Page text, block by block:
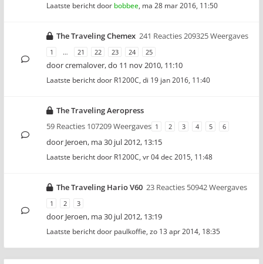
Laatste bericht door bobbee, ma 28 mar 2016, 11:50
The Traveling Chemex 241 Reacties 209325 Weergaves
1 … 21 22 23 24 25
doorcremalover,do 11 nov 2010, 11:10
Laatste bericht door R1200C, di 19 jan 2016, 11:40
The Traveling Aeropress
59 Reacties 107209 Weergaves 1 2 3 4 5 6
door Jeroen, ma 30 jul 2012, 13:15
Laatste bericht door R1200C, vr 04 dec 2015, 11:48
The Traveling Hario V60 23 Reacties 50942 Weergaves
1 2 3
door Jeroen, ma 30 jul 2012, 13:19
Laatste bericht door paulkoffie, zo 13 apr 2014, 18:35